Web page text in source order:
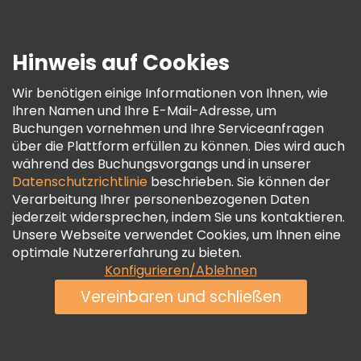
AGB Und Rechtliches
Cookie-Richtlinie
Freetour Auszeichnungen
Treueprogramm
Hinweis auf Cookies
Wir benötigen einige Informationen von Ihnen, wie
Ihren Namen und Ihre E-Mail-Adresse, um
Buchungen vornehmen und Ihre Serviceanfragen
über die Plattform erfüllen zu können. Dies wird auch
während des Buchungsvorgangs und in unserer
Datenschutzrichtlinie beschrieben. Sie können der
Verarbeitung Ihrer personenbezogenen Daten
jederzeit widersprechen, indem Sie uns kontaktieren.
Unsere Webseite verwendet Cookies, um Ihnen eine
optimale Nutzererfahrung zu bieten.
Konfigurieren/Ablehnen
Vereinbaren und schließen